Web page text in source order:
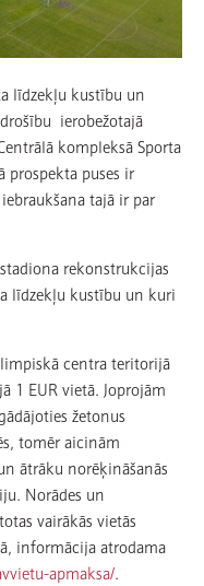
līdzekļu kustību un
ierobežotajā
kompleksā Sporta
prospekta puses ir
tajā ir par
rekonstrukcijas
līdzekļu kustību un kuri
centra teritorijā
1 EUR vietā. Joprojām
žetonus
tomēr aicinām
ātrāku norēķināšanās
Norādes un
vairākās vietās
informācija atrodama
apmaksa/.